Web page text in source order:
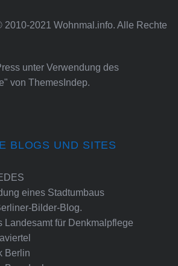
2010-2021 Wohnmal.info. Alle Rechte
unter Verwendung des
von ThemesIndep.
BLOGS UND SITES
eines Stadtumbaus
Bilder-Blog.
Landesamt für Denkmalpflege
Berlin